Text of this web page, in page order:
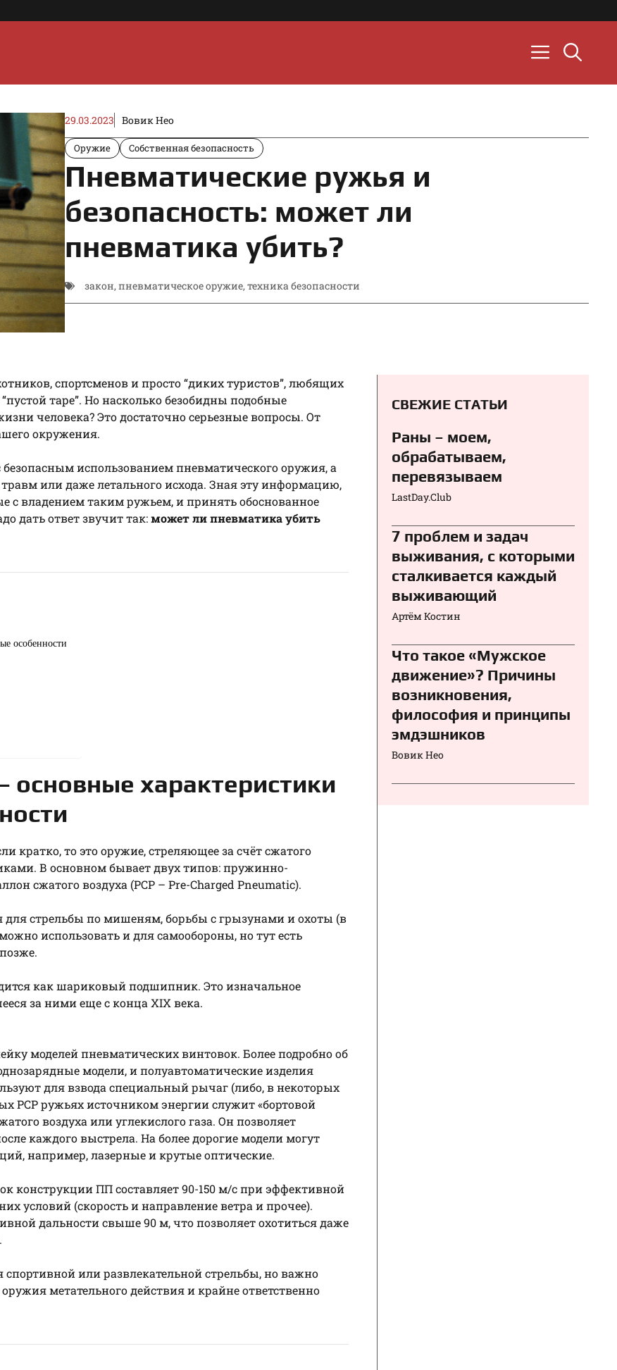
29.03.2023 Вовик Нео
Оружие Собственная безопасность
Пневматические ружья и
безопасность: может ли
пневматика убить?
закон,пневматическое оружие,техника безопасности
спортсменов и просто “диких туристов”, любящих
таре”. Но насколько безобидны подобные
человека? Это достаточно серьезные вопросы. От
окружения.
использованием пневматического оружия, а
или даже летального исхода. Зная эту информацию,
с владением таким ружьем, и принять обоснованное
дать ответ звучит так:может ли пневматика убить
особенности
характеристики
кратко, то это оружие, стреляющее за счёт сжатого
В основном бывает двух типов: пружинно-
сжатого воздуха (PCP – Pre-Charged Pneumatic).
стрельбы по мишеням, борьбы с грызунами и охоты (в
использовать и для самообороны, но тут есть
как шариковый подшипник. Это изначальное
за ними еще с конца XIX века.
моделей пневматических винтовок. Более подробно об
модели, и полуавтоматические изделия
для взвода специальный рычаг (либо, в некоторых
PCP ружьях источником энергии служит «бортовой
воздуха или углекислого газа. Он позволяет
каждого выстрела. На более дорогие модели могут
например, лазерные и крутые оптические.
конструкции ПП составляет 90-150 м/с при эффективной
условий (скорость и направление ветра и прочее).
дальности свыше 90 м, что позволяет охотиться даже
или развлекательной стрельбы, но важно
метательного действия и крайне ответственно
СВЕЖИЕ СТАТЬИ
Раны – моем,
обрабатываем,
перевязываем⁠⁠
LastDay.Club
7 проблем и задач
выживания, с которыми
сталкивается каждый
выживающий
Артём Костин
Что такое «Мужское
движение»? Причины
возникновения,
философия и принципы
эмдэшников
Вовик Нео